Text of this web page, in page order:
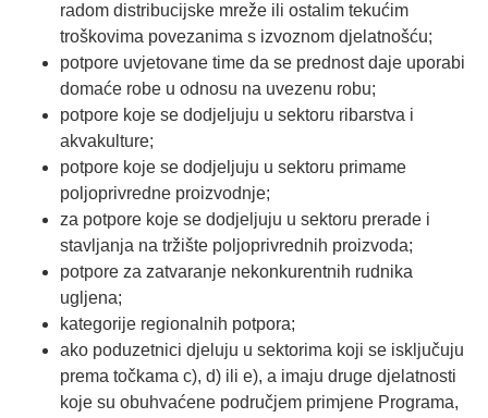
radom distribucijske mreže ili ostalim tekućim
troškovima povezanima s izvoznom djelatnošću;
potpore uvjetovane time da se prednost daje uporabi
domaće robe u odnosu na uvezenu robu;
potpore koje se dodjeljuju u sektoru ribarstva i
akvakulture;
potpore koje se dodjeljuju u sektoru primame
poljoprivredne proizvodnje;
za potpore koje se dodjeljuju u sektoru prerade i
stavljanja na tržište poljoprivrednih proizvoda;
potpore za zatvaranje nekonkurentnih rudnika
ugljena;
kategorije regionalnih potpora;
ako poduzetnici djeluju u sektorima koji se isključuju
prema točkama c), d) ili e), a imaju druge djelatnosti
koje su obuhvaćene područjem primjene Programa,